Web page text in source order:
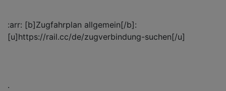
:arr: [b]Zugfahrplan allgemein[/b]:
[u]https://rail.cc/de/zugverbindung-suchen[/u]
.